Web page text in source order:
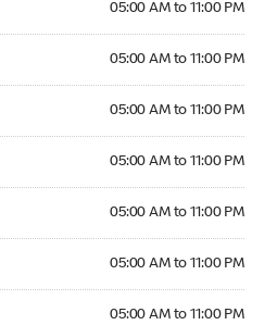
05:00 AM to 11:00 PM
05:00 AM to 11:00 PM
05:00 AM to 11:00 PM
05:00 AM to 11:00 PM
05:00 AM to 11:00 PM
05:00 AM to 11:00 PM
05:00 AM to 11:00 PM